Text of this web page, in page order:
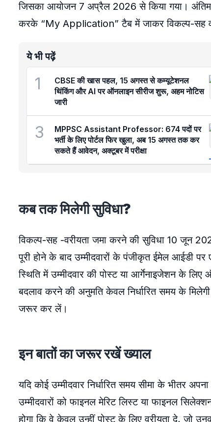
जिसका आयोजन 7 अप्रैल 2026 से किया गया। अंतिम
करके “My Application” टैब में जाकर विकल्प-सह
ये भी पढ़ें
1
CBSE की खास पहल, 15 अगस्त से कम्यूटेशनल
थिंकिंग और AI पर ऑनलाइन सीरीज शुरू, अहम नोटिस
जारी
3
MPPSC Assistant Professor: 674 पदों पर
भर्ती के लिए पोर्टल फिर खुला, अब 15 अगस्त तक कर
सकते हैं आवेदन, अक्टूबर में परीक्षा
कब तक मिलेगी सुविधा?
विकल्प-सह -वरीयता जमा करने की सुविधा 10 जून
पूरी होने के बाद उम्मीदवारों के पंजीकृत ईमेल आईडी
स्थिति में उम्मीदवार की पोस्ट या आर्गेनाइजेशन के
बदलाव करने की अनुमति केवल निर्धारित समय के
जरूर कर लें।
इन बातों का जरूर रखें ख्याल
यदि कोई उम्मीदवार निर्धारित समय सीमा के भीतर
उम्मीदवारों को फाइनल मेरिट लिस्ट या फाइनल
होगा कि वे केवल उन्हीं पोस्ट के लिए वरीयता दे, जो